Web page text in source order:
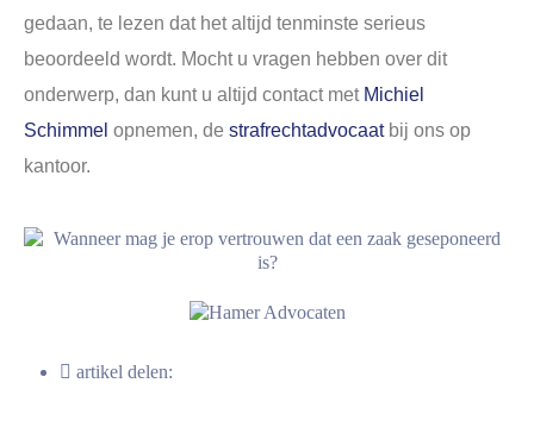
gedaan, te lezen dat het altijd tenminste serieus
beoordeeld wordt. Mocht u vragen hebben over dit
onderwerp, dan kunt u altijd contact met Michiel
Schimmel opnemen, de strafrechtadvocaat bij ons op
kantoor.
artikel delen: